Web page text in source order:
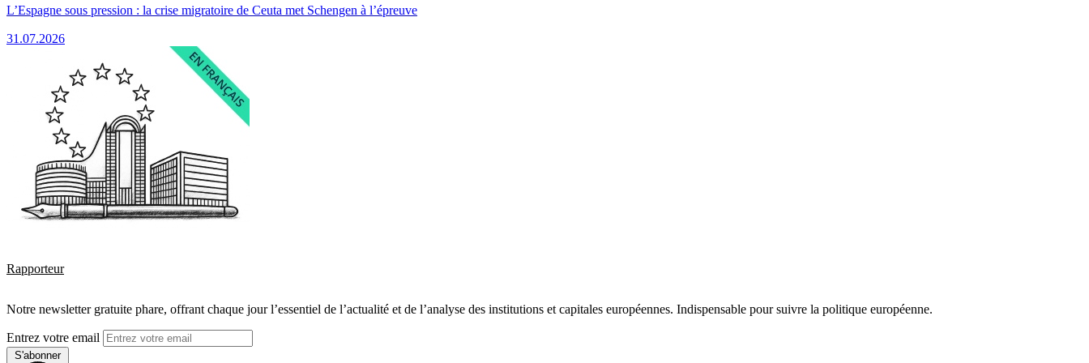
L’Espagne sous pression : la crise migratoire de Ceuta met Schengen à l’épreuve
31.07.2026
Rapporteur
Notre newsletter gratuite phare, offrant chaque jour l’essentiel de l’actualité et de l’analyse des institutions et capitales européennes. Indispensable pour suivre la politique européenne.
Entrez votre email
S'abonner